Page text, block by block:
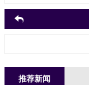
推荐新闻